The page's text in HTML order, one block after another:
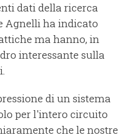
dati della ricerca
Agnelli ha indicato
ma hanno, in
interessante sulla
di un sistema
per l'intero circuito
che le nostre